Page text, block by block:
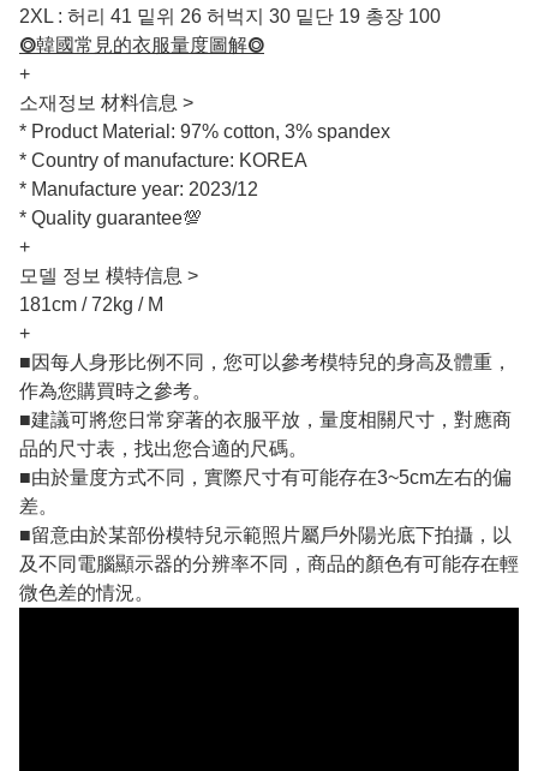
2XL : 허리 41 밑위 26 허벅지 30 밑단 19 총장 100
⭗韓國常見的衣服量度圖解⭗
+
소재정보 材料信息 >
* Product Material: 97% cotton, 3% spandex
* Country of manufacture: KOREA
* Manufacture year: 2023/12
* Quality guarantee💯
+
모델 정보 模特信息 >
181cm / 72kg / M
+
■因每人身形比例不同，您可以參考模特兒的身高及體重，
作為您購買時之參考。
■建議可將您日常穿著的衣服平放，量度相關尺寸，對應商
品的尺寸表，找出您合適的尺碼。
■由於量度方式不同，實際尺寸有可能存在3~5cm左右的偏
差。
■留意由於某部份模特兒示範照片屬戶外陽光底下拍攝，以
及不同電腦顯示器的分辨率不同，商品的顏色有可能存在輕
微色差的情況。